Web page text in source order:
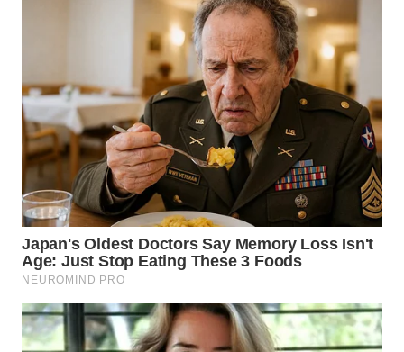
WN
SIMALUNGUN
WN
LABUHANBATU
WN
TAPANULI
TENGAH
WN DELI
SERDANG